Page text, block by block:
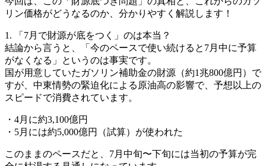
リン価格がどうなるのか、分かりやすく解説します！
1. 「7月で財源が底をつく」のは本当？
結論から言うと、「今のペースで使い続けると7月中に予算
がなくなる」というのは事実です。
国が用意していたガソリン補助金の財源（約1兆800億円）で
すが、中東情勢の緊迫化による原油高の影響で、予想以上の
スピードで消費されています。
・4月に約3,100億円
・5月には約5,000億円（試算）が使われた
このままのペースだと、7月中旬〜下旬には当初の予算が完